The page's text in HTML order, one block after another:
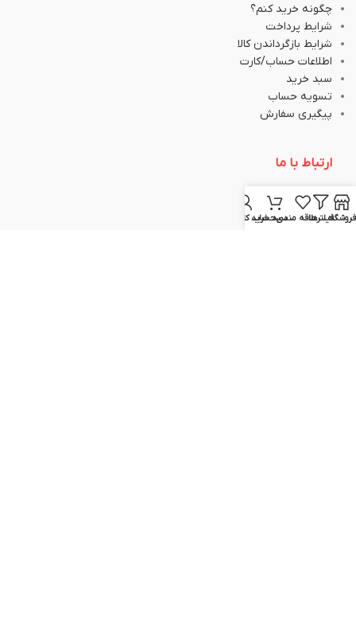
چگونه خرید کنم؟
شرایط پرداخت
شرایط بازگرداندن کالا
اطلاعات حساب/کارت
سبد خرید
تسویه حساب
پیگیری سفارش
ارتباط با ما
051-37133645فروشگاهفیلترهاعلاقه مندیسبد خرید
حساب کاربری من